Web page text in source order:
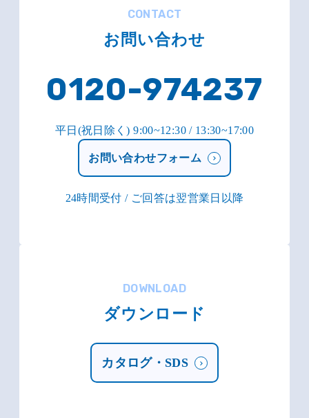
CONTACT
お問い合わせ
0120-974237
平日(祝日除く) 9:00~12:30 / 13:30~17:00
お問い合わせフォーム
24時間受付 / ご回答は翌営業日以降
DOWNLOAD
ダウンロード
カタログ・SDS